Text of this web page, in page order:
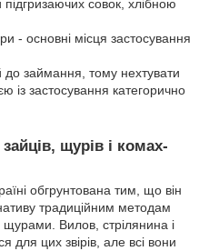
совок, хлібною
- основні місця застосування
до займання, тому нехтувати
із застосування категорично
щурів і комах-
обгрунтована тим, що він
традиційним методам
Вилов, стрілянина і
для цих звірів, але всі вони